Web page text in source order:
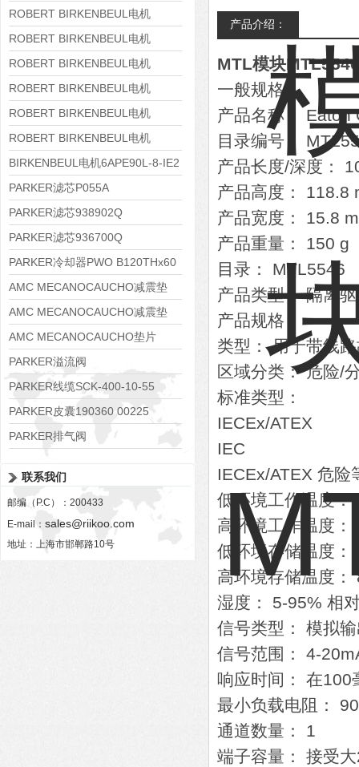
8APE180L-4 IE3
ROBERT BIRKENBEUL电机
8APE160M-6 IE3
ROBERT BIRKENBEUL电机
8APE160L-4-IE3
ROBERT BIRKENBEUL电机
8APE112M-6K-IE3
ROBERT BIRKENBEUL电机
8APE100L-2 IE3
ROBERT BIRKENBEUL电机
8APE90S-4 IE3
ROBERT BIRKENBEUL电机
8APE80M-2K-IE3
BIRKENBEUL电机6APE90L-8-IE2
PARKER滤芯P055A
PARKER滤芯938902Q
PARKER滤芯936700Q
PARKER冷却器PWO B120THx60
AMC MECANOCAUCHO减震垫
138552
AMC MECANOCAUCHO减震垫
138551
AMC MECANOCAUCHO垫片
608074
PARKER溢流阀
RE06M35W2N1KWXG087
PARKER线缆SCK-400-10-55
PARKER皮囊190360 00225
PARKER排气阀
联系我们
邮编（P.C）：200433
E-mail： sales@riikoo.com
地址：上海市邯郸路10号
产品介绍：
MTL模块MTL5546
一般规格
产品名称： Eaton
目录编号：
产品长度/深度：
产品高度： 118.8
产品宽度： 15.8
产品重量： 150 g
目录： MTL5546
产品类型： 隔离
产品规格
类型： 用于带线
区域分类： 危险/
标准类型：
IECEx/ATEX
IEC
IECEx/ATEX 危险
低环境工作温度：
高环境工作温度：
低环境存储温度：
高环境存储温度：
湿度： 5-95% 相
信号类型： 模拟
信号范围： 4-
响应时间： 在100
最小负载电阻：
通道数量： 1
端子容量： 接受